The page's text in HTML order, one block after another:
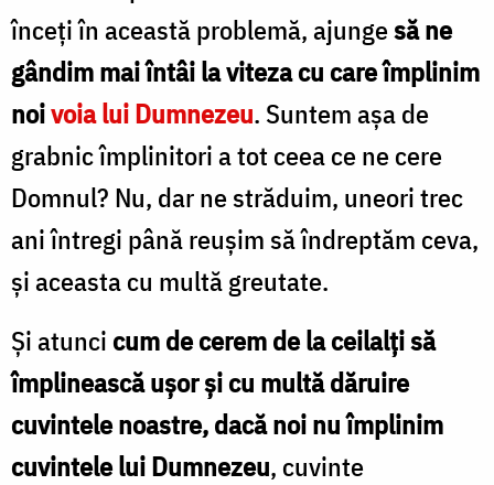
înceţi în această problemă, ajungesă ne
gândim mai întâi la viteza cu care împlinim
noivoia lui Dumnezeu. Suntem aşa de
grabnic împlinitori a tot ceea ce ne cere
Domnul? Nu, dar ne străduim, uneori trec
ani întregi până reuşim să îndreptăm ceva,
şi aceasta cu multă greutate.
Şi atuncicum de cerem de la ceilalţi să
împlinească uşor şi cu multă dăruire
cuvintele noastre, dacă noi nu împlinim
cuvintele lui Dumnezeu, cuvinte